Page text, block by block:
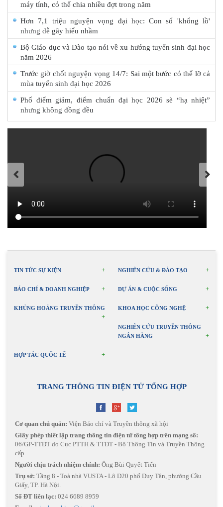
máy tính, có thể chia nhiều đợt trong năm
Hơn 7,1 triệu nguyện vọng đại học: Con số 'khổng lồ'
nhưng dễ gây hiểu nhầm
Bộ Giáo dục và Đào tạo nói về xu hướng tuyển sinh đại học
năm 2026
Trước giờ chốt nguyện vọng 14/7: Sai một bước có thể lỡ cả
mùa tuyển sinh đại học 2026
Phổ điểm giảm, điểm chuẩn đại học 2026 sẽ “hạ nhiệt”
nhưng không đồng đều
TIN TỨC SỰ KIỆN NGHIÊN CỨU & ĐÀO TẠO
BÁO CHÍ & DOANH NGHIỆP DỰ ÁN & CUỘC SỐNG
KHỦNG HOẢNG TRUYỀN THÔNG KHOA HỌC CÔNG NGHỆ
NGHIÊN CỨU TRUYỀN THÔNG
NGÂN HÀNG
HỢP TÁC QUỐC TẾ
TRANG THÔNG TIN ĐIỆN TỬ TỔNG HỢP
Cơ quan chủ quản: Viện Báo chí và Truyền thông xã hội
Giấy phép thiết lập trang thông tin điện tử tổng hợp trên mạng số:
06/GP-TTĐT do Cục PTTH & TTĐT - Bộ Thông Tin và Truyền Thông
cấp.
Người chịu trách nhiệm chính: Ông Bùi Quyết Tiến
Trụ sở: Tầng 8 - Toà nhà VUSTA - Lô D20 phố Duy Tân, phường Cầu
Giấy, TP. Hà Nội.
Số ĐT liên lạc: 024 6689 8959